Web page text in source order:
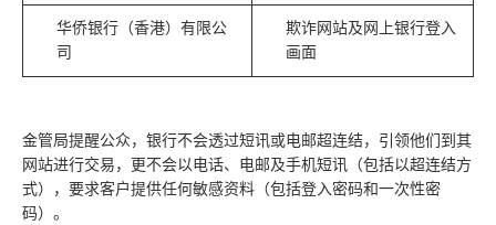
华侨银行（香港）有限公
司
欺诈网站及网上银行登入
画面
金管局提醒公众，银行不会透过短讯或电邮超连结，引领他们到其
网站进行交易，更不会以电话、电邮及手机短讯（包括以超连结方
式），要求客户提供任何敏感资料（包括登入密码和一次性密
码）。